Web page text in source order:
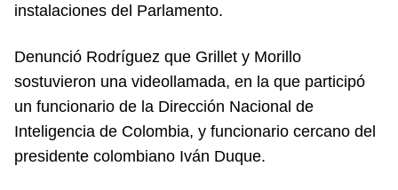
instalaciones del Parlamento.
Denunció Rodríguez que Grillet y Morillo
sostuvieron una videollamada, en la que participó
un funcionario de la Dirección Nacional de
Inteligencia de Colombia, y funcionario cercano del
presidente colombiano Iván Duque.